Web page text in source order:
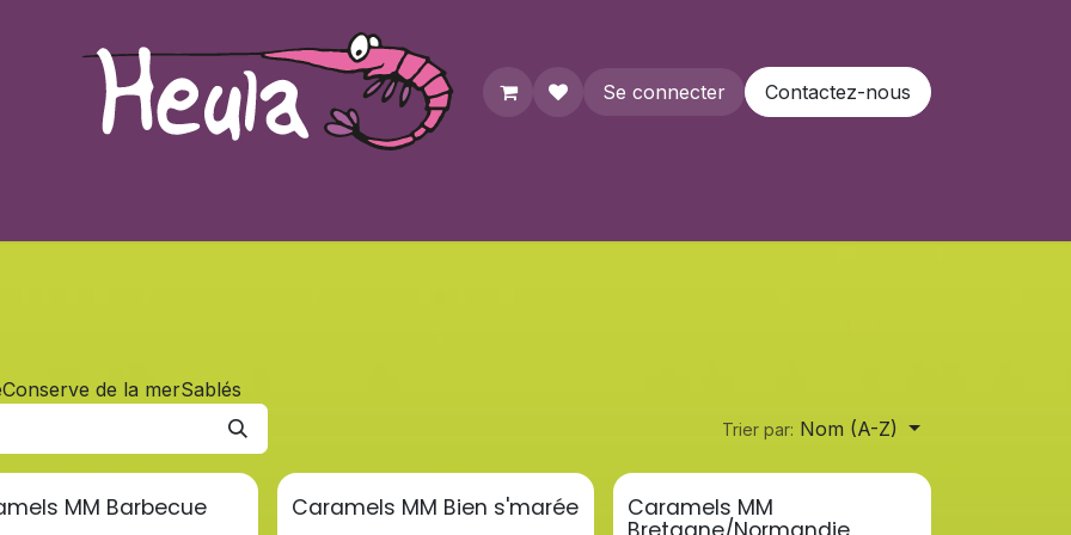
Se connecter Contactez-nous
Conserve de la merSablés
Trier par: Nom (A-Z)
MM Barbecue Caramels MM Bien s'marée Caramels MM